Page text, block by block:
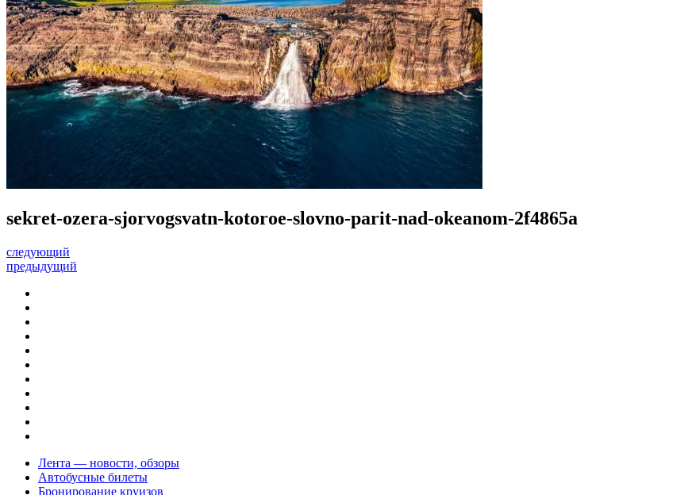
sekret-ozera-sjorvogsvatn-kotoroe-slovno-parit-nad-okeanom-2f4865a
следующий
предыдущий
Лента — новости, обзоры
Автобусные билеты
Бронирование круизов